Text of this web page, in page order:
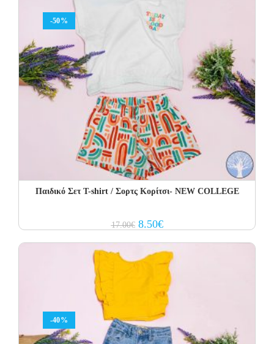
-50%
Παιδικό Σετ T-shirt / Σορτς Κορίτσι- NEW COLLEGE
17.00€ Original
price
17.00€.
8.50€Current
price
8.50€.
-40%